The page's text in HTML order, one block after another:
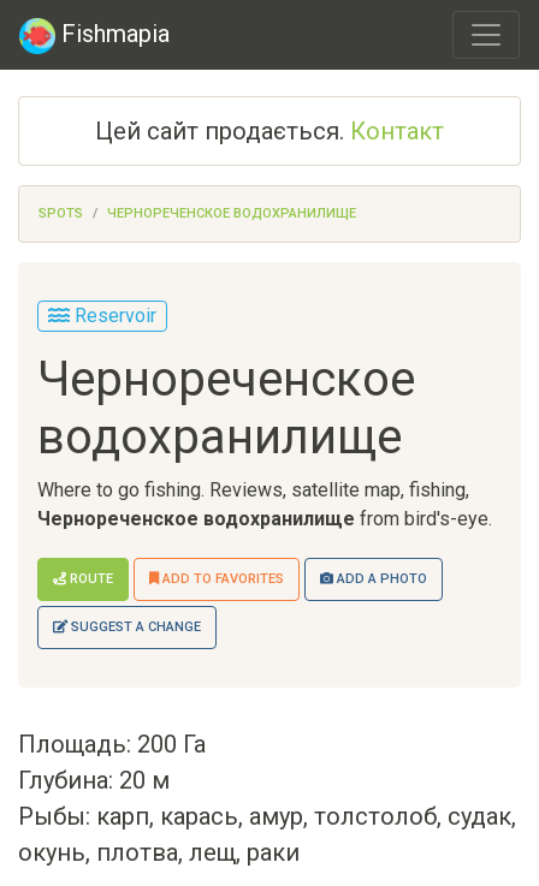
Fishmapia
Цей сайт продається. Контакт
SPOTS ЧЕРНОРЕЧЕНСКОЕ ВОДОХРАНИЛИЩЕ
Reservoir
Чернореченское
водохранилище
Where to go fishing. Reviews, satellite map, fishing,
Чернореченское водохранилище from bird's-eye.
ROUTE ADD TO FAVORITES ADD A PHOTO
SUGGEST A CHANGE
Площадь: 200 Га
Глубина: 20 м
Рыбы: карп, карась, амур, толстолоб, судак,
окунь, плотва, лещ, раки